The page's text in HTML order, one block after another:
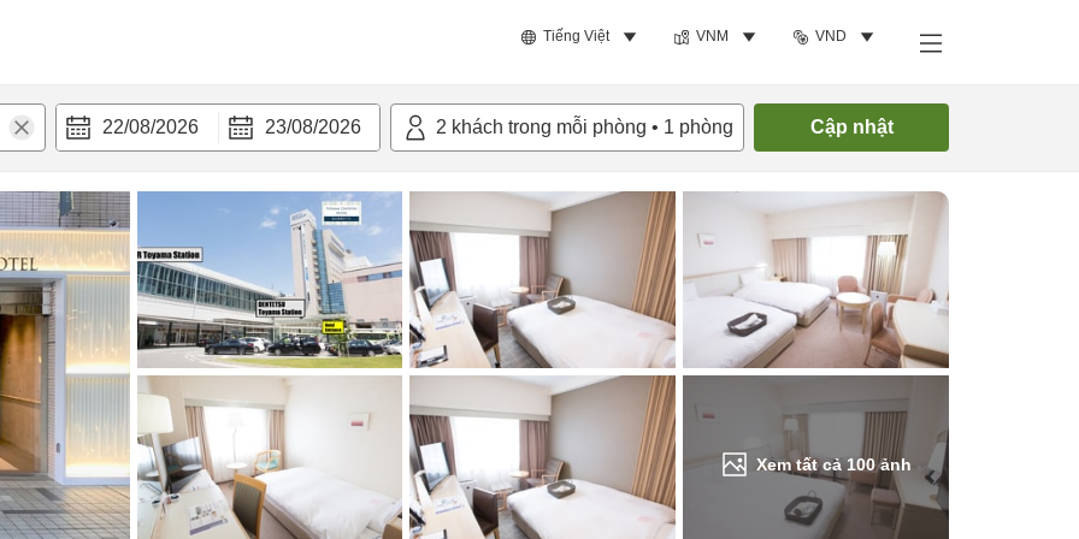
Tiếng Việt VNM VND
22/08/2026 23/08/2026 2 khách trong mỗi phòng • 1 phòng Cập nhật
Xem tất cả100ảnh
bật Tiện nghi Tìm phòng trống